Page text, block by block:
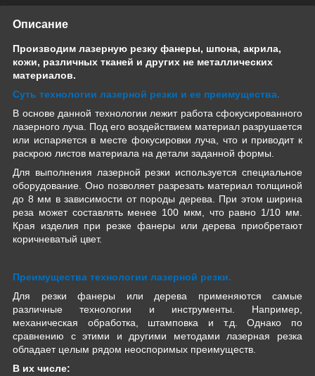
Описание
Производим лазерную резку фанеры, шпона, акрила,
кожи, различных тканей и других не металлических
материалов.
Суть технологии лазерной резки и ее преимущества.
В основе данной технологии лежит работа сфокусированного
лазерного луча. Под его воздействием материал разрушается
или испаряется в месте фокусировки луча, что и приводит к
раскрою листов материала на детали заданной формы.
Для выполнения лазерной резки используется специальное
оборудование. Оно позволяет разрезать материал толщиной
до 8 мм в зависимости от породы дерева. При этом ширина
реза может составлять менее 100 мкм, что равно 1/10 мм.
Края изделия при резке фанеры или дерева приобретают
коричневатый цвет.
Преимущества технологии лазерной резки.
Для резки фанеры или дерева применяются самые
различные технологии и инструменты. Например,
механическая обработка, штамповка и т.д. Однако по
сравнению с этими и другими методами лазерная резка
обладает целым рядом неоспоримых преимуществ.
В их числе: